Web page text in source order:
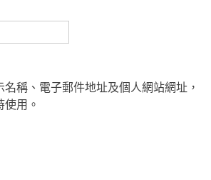
名稱、電子郵件地址及個人網站網址，
用。